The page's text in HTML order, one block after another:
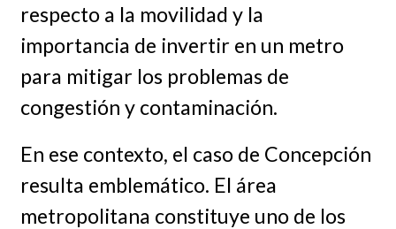
respecto a la movilidad y la
importancia de invertir en un metro
para mitigar los problemas de
congestión y contaminación.
En ese contexto, el caso de Concepción
resulta emblemático. El área
metropolitana constituye uno de los